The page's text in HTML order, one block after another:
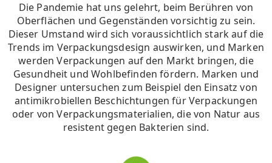
Die Pandemie hat uns gelehrt, beim Berühren von
Oberflächen und Gegenständen vorsichtig zu sein.
Dieser Umstand wird sich voraussichtlich stark auf die
Trends im Verpackungsdesign auswirken, und Marken
werden Verpackungen auf den Markt bringen, die
Gesundheit und Wohlbefinden fördern. Marken und
Designer untersuchen zum Beispiel den Einsatz von
antimikrobiellen Beschichtungen für Verpackungen
oder von Verpackungsmaterialien, die von Natur aus
resistent gegen Bakterien sind.